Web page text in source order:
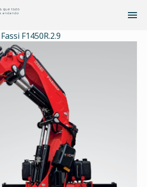
Fassi F1450R.2.9